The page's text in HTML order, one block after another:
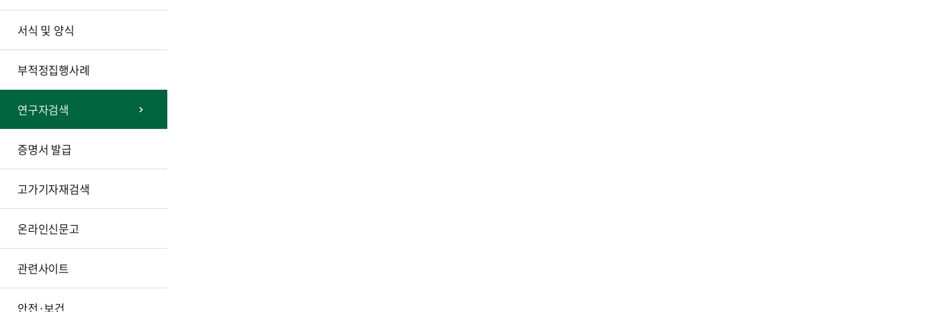
서식 및 양식
부적정집행사례
연구자검색
증명서 발급
고가기자재검색
온라인신문고
관련사이트
안전·보건